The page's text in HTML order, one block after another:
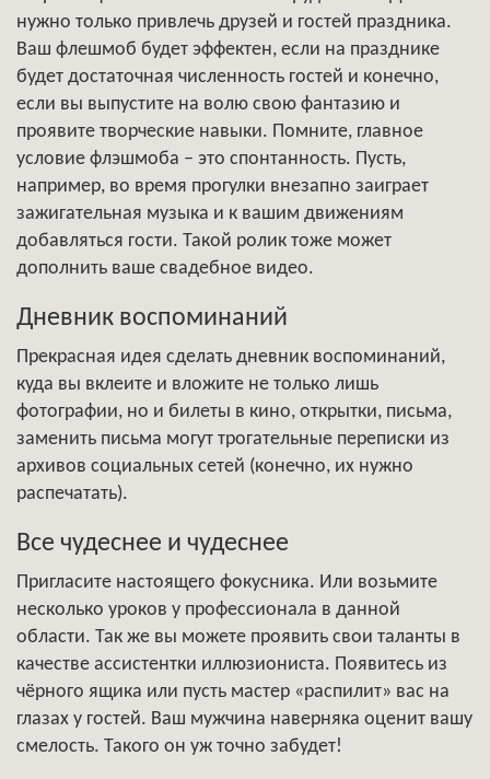
нужно только привлечь друзей и гостей праздника.
Ваш флешмоб будет эффектен, если на празднике
будет достаточная численность гостей и конечно,
если вы выпустите на волю свою фантазию и
проявите творческие навыки. Помните, главное
условие флэшмоба – это спонтанность. Пусть,
например, во время прогулки внезапно заиграет
зажигательная музыка и к вашим движениям
добавляться гости. Такой ролик тоже может
дополнить ваше свадебное видео.
Дневник воспоминаний
Прекрасная идея сделать дневник воспоминаний,
куда вы вклеите и вложите не только лишь
фотографии, но и билеты в кино, открытки, письма,
заменить письма могут трогательные переписки из
архивов социальных сетей (конечно, их нужно
распечатать).
Все чудеснее и чудеснее
Пригласите настоящего фокусника. Или возьмите
несколько уроков у профессионала в данной
области. Так же вы можете проявить свои таланты в
качестве ассистентки иллюзиониста. Появитесь из
чёрного ящика или пусть мастер «распилит» вас на
глазах у гостей. Ваш мужчина наверняка оценит вашу
смелость. Такого он уж точно забудет!